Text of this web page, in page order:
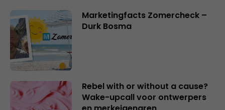
Marketingfacts Zomercheck –
Durk Bosma
Rebel with or without a cause?
Wake-upcall voor ontwerpers